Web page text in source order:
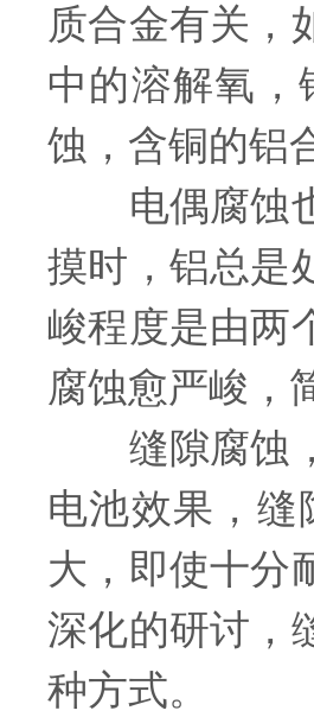
质合金有关，
中的溶解氧
蚀，含铜的铝
电偶腐蚀也
摸时，铝总是
峻程度是由两
腐蚀愈严峻，
缝隙腐蚀，
电池效果，
大，即使十分
深化的研讨，
种方式。